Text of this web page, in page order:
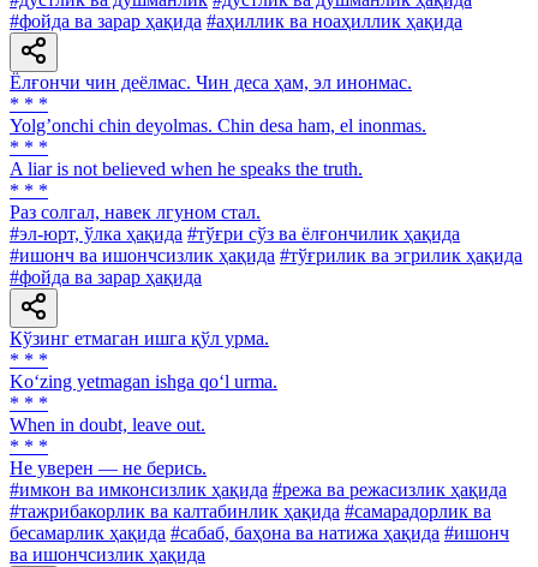
#фойда ва зарар ҳақида #аҳиллик ва ноаҳиллик ҳақида
Ёлғончи чин деёлмас. Чин деса ҳам, эл инонмас.
* * *
Yolgʼonchi chin deyolmas. Chin desa ham, el inonmas.
* * *
A liar is not believed when he speaks the truth.
* * *
Раз солгал, навек лгуном стал.
#эл-юрт, ўлка ҳақида #тўғри сўз ва ёлғончилик ҳақида
#ишонч ва ишончсизлик ҳақида #тўғрилик ва эгрилик ҳақида
#фойда ва зарар ҳақида
Кўзинг етмаган ишга қўл урма.
* * *
Ko‘zing yetmagan ishga qo‘l urma.
* * *
When in doubt, leave out.
* * *
He уверен — не берись.
#имкон ва имконсизлик ҳақида #режа ва режасизлик ҳақида
#тажрибакорлик ва калтабинлик ҳақида #самарадорлик ва
бесамарлик ҳақида #сабаб, баҳона ва натижа ҳақида #ишонч
ва ишончсизлик ҳақида